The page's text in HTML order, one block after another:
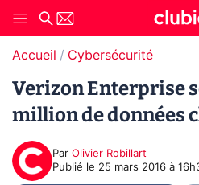
Accueil Cybersécurité
Verizon Enterprise
million de données
Par Olivier Robillart
Publié le 25 mars 2016 à